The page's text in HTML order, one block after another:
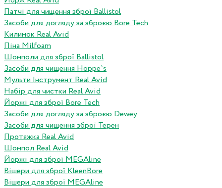
Патчі для чищення зброї Ballistol
Засоби для догляду за зброєю Bore Tech
Килимок Real Avid
Піна Milfoam
Шомполи для зброї Ballistol
Засоби для чищення Hoppe`s
Мульти Інструмент Real Avid
Набір для чистки Real Avid
Йоржі для зброї Bore Tech
Засоби для догляду за зброєю Dewey
Засоби для чищення зброї Терен
Протяжка Real Avid
Шомпол Real Avid
Йоржі для зброї MEGAline
Вішери для зброї KleenBore
Вішери для зброї MEGAline